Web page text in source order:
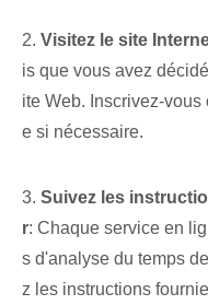
2. Visitez le site
is que vous avez
ite Web. Inscrivez-
e si nécessaire.
3. Suivez les
r: Chaque service en
s d'analyse du temps
z les instructions